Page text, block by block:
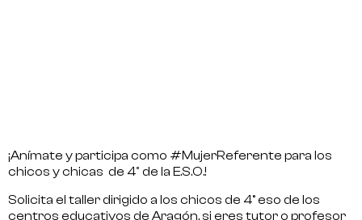
¡Anímate y participa como #MujerReferente para los
chicos y chicas de 4º de la E.S.O.!
Solicita el taller dirigido a los chicos de 4° eso de los
centros educativos de Aragón, si eres tutor o profesor